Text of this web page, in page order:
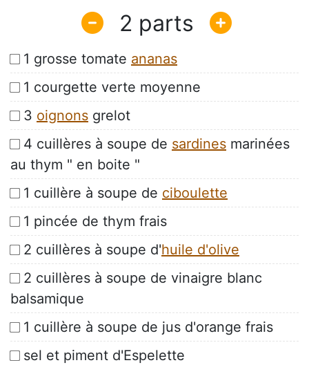
2
1 grosse tomate ananas
1 courgette verte moyenne
3 oignons grelot
4 cuillères à soupe de sardines marinées
au thym " en boite "
1 cuillère à soupe de ciboulette
1 pincée de thym frais
2 cuillères à soupe d'huile d'olive
2 cuillères à soupe de vinaigre blanc
balsamique
1 cuillère à soupe de jus d'orange frais
sel et piment d'Espelette